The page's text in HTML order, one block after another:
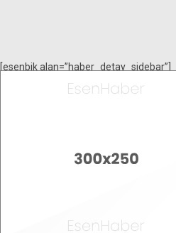
[esenbik alan=”haber_detay_sidebar”]